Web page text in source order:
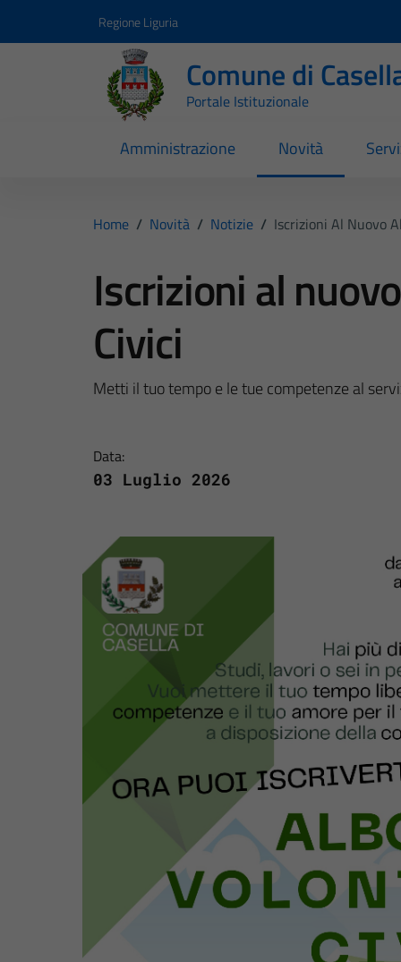
Regione Liguria
Comune di
Portale Istituzionale
Amministrazione Novità
Home / Novità / Notizie / Iscrizioni Al Nuovo
Iscrizioni al
Civici
Metti il tuo tempo e le tue competenze al
Data:
03 Luglio 2026